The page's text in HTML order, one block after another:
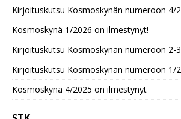
Kirjoituskutsu Kosmoskynän numeroon 4/
Kosmoskynä 1/2026 on ilmestynyt!
Kirjoituskutsu Kosmoskynän numeroon 2-
Kirjoituskutsu Kosmoskynän numeroon 1/
Kosmoskynä 4/2025 on ilmestynyt